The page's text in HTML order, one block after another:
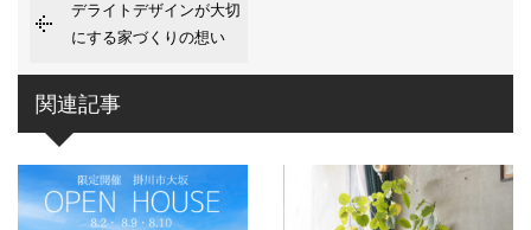
デライトデザインが大切
にする家づくりの想い
関連記事